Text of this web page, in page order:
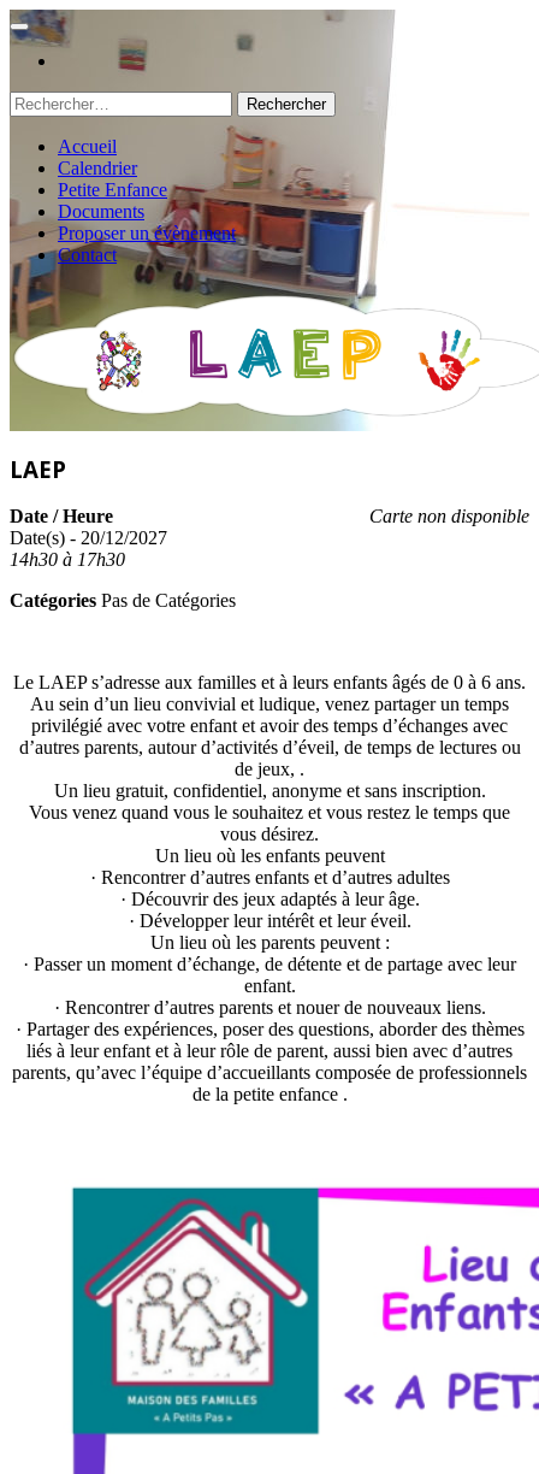
Rechercher :
Accueil
Calendrier
Petite Enfance
Documents
Proposer un évènement
Contact
LAEP
Carte non disponible
Date / Heure
Date(s) - 20/12/2027
14h30 à 17h30
Catégories Pas de Catégories
Le LAEP s’adresse aux familles et à leurs enfants âgés de 0 à 6 ans.
Au sein d’un lieu convivial et ludique, venez partager un temps
privilégié avec votre enfant et avoir des temps d’échanges avec
d’autres parents, autour d’activités d’éveil, de temps de lectures ou
de jeux, .
Un lieu gratuit, confidentiel, anonyme et sans inscription.
Vous venez quand vous le souhaitez et vous restez le temps que
vous désirez.
Un lieu où les enfants peuvent
· Rencontrer d’autres enfants et d’autres adultes
· Découvrir des jeux adaptés à leur âge.
· Développer leur intérêt et leur éveil.
Un lieu où les parents peuvent :
· Passer un moment d’échange, de détente et de partage avec leur
enfant.
· Rencontrer d’autres parents et nouer de nouveaux liens.
· Partager des expériences, poser des questions, aborder des thèmes
liés à leur enfant et à leur rôle de parent, aussi bien avec d’autres
parents, qu’avec l’équipe d’accueillants composée de professionnels
de la petite enfance .